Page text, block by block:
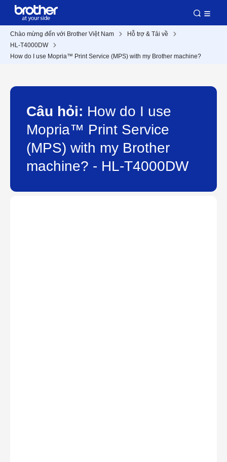
Chào mừng đến với Brother Việt Nam
Hỗ trợ & Tải về
HL-T4000DW
How do I use Mopria™ Print Service (MPS) with my Brother machine?
Câu hỏi: How do I use
Mopria™ Print Service
(MPS) with my Brother
machine? - HL-T4000DW